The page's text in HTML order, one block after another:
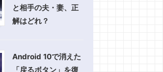
と相手の夫・妻、正
解はどれ？
Android 10で消えた
「戻るボタン」を復